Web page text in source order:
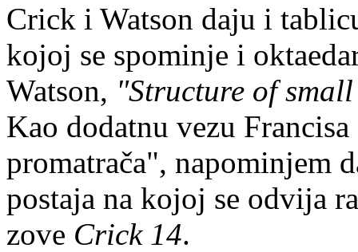
Crick i Watson daju i
kojoj se spominje i
Watson, "Structure of
Kao dodatnu vezu
promatrača", napominjem
postaja na kojoj se odvija
zove Crick 14.